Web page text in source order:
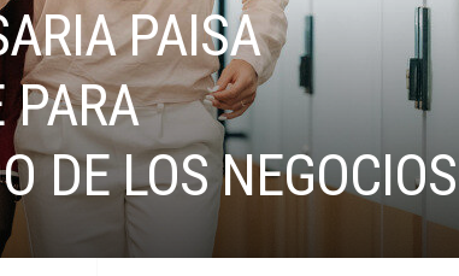
PAISA
PARA
DE LOS NEGOCIOS